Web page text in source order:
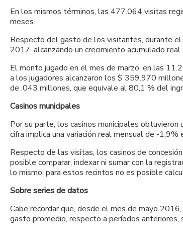
En los mismos términos, las 477.064 visitas
meses.
Respecto del gasto de los visitantes, durante
2017, alcanzando un crecimiento acumulado
El monto jugado en el mes de marzo, en las
a los jugadores alcanzaron los $ 359.970
de .043 millones, que equivale al 80,1 % del
Casinos municipales
Por su parte, los casinos municipales
cifra implica una variación real mensual de -
Respecto de las visitas, los casinos de
posible comparar, indexar ni sumar con la
lo mismo, para estos recintos no es posible
Sobre series de datos
Cabe recordar que, desde el mes de mayo
gasto promedio, respecto a períodos